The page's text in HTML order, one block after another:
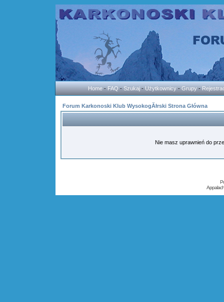
Home-FAQ-Szukaj-Użytkownicy-Grupy-
Forum Karkonoski Klub WysokogĂłrski Strona Główna
Nie masz uprawnień do